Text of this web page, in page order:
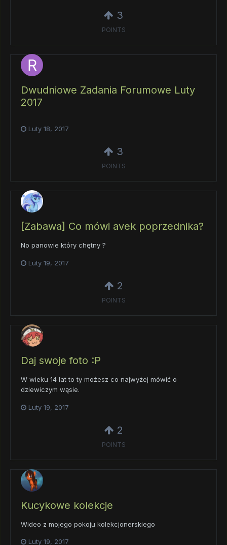
3
POINTS
Dwudniowe Zadania Forumowe Luty
2017
Luty 18, 2017
3
POINTS
[Zabawa] Co mówi avek poprzednika?
No panowie który chętny ?
Luty 19, 2017
2
POINTS
Daj swoje foto :P
W wieku 14 lat to ty możesz co najwyżej mówić o
dziewiczym wąsie.
Luty 19, 2017
2
POINTS
Kucykowe kolekcje
Wideo z mojego pokoju kolekcjonerskiego
Luty 19, 2017